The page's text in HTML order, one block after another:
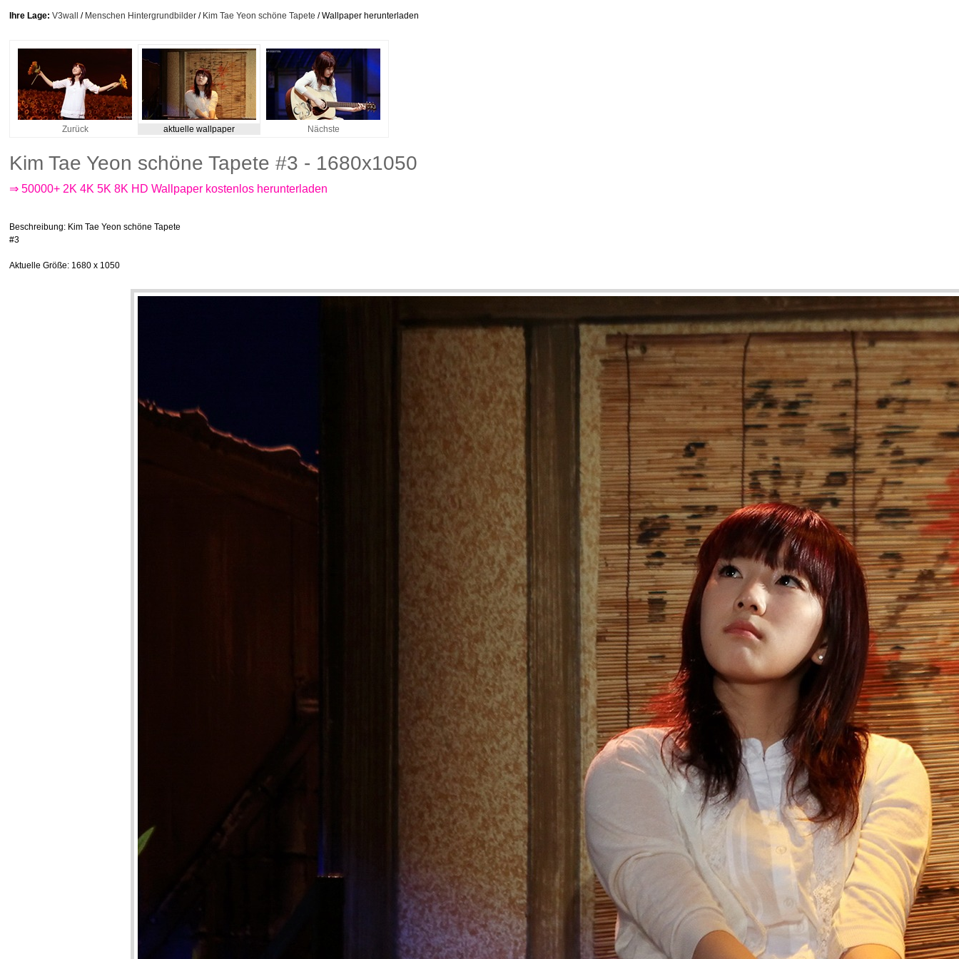
Ihre Lage: V3wall / Menschen Hintergrundbilder / Kim Tae Yeon schöne Tapete / Wallpaper herunterladen
Zurück aktuelle wallpaper Nächste
Kim Tae Yeon schöne Tapete #3 - 1680x1050
⇒ 50000+ 2K 4K 5K 8K HD Wallpaper kostenlos herunterladen
Beschreibung: Kim Tae Yeon schöne Tapete
#3
Aktuelle Größe: 1680 x 1050